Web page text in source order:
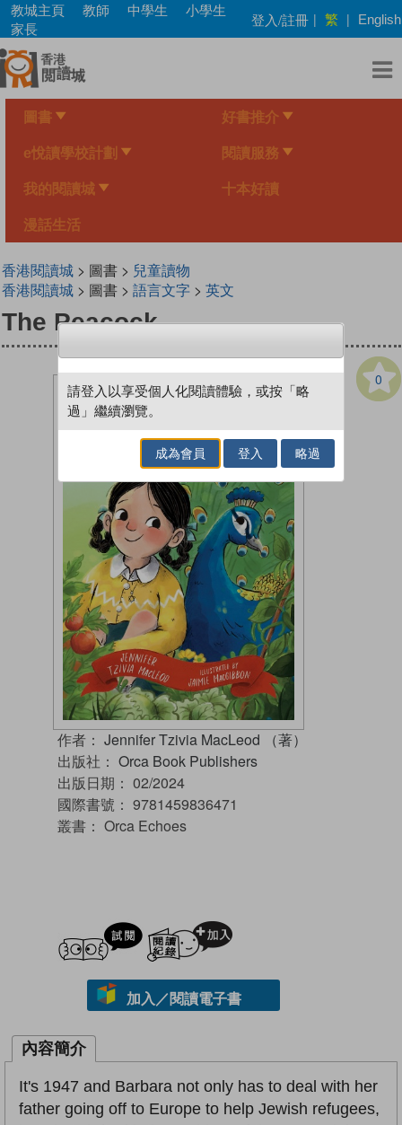
Skip
main
content
教城主頁 教師 中學生
小學生
家長
登入/註冊 | 繁 | English
圖書 好書推介
e悅讀學校計劃 閱讀服務
我的閱讀城 十本好讀
漫話生活
香港閱讀城> 圖書 > 兒童讀物
香港閱讀城> 圖書 > 語言文字> 英文
The Peacock
0
作者： Jennifer Tzivia MacLeod （著）
出版社： Orca Book Publishers
出版日期： 02/2024
國際書號： 9781459836471
叢書： Orca Echoes
試閲
加入／閱讀電子書
內容簡介
It's 1947 and Barbara not only has to deal with her
father going off to Europe to help Jewish refugees,
請登入以享受個人化閱讀體驗，或按「略
過」繼續瀏覽。
成為會員 登入 略過